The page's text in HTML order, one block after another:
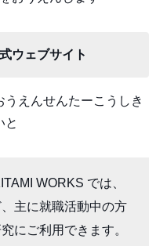
ウェブサイト
WORKS では、
主に就職活動中の方
にご利用できます。